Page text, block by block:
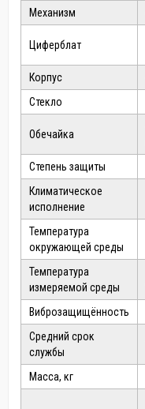
Механизм
Циферблат
Корпус
Стекло
Обечайка
Степень защиты
Климатическое
исполнение
Температура
окружающей среды
Температура
измеряемой среды
Виброзащищённость
Средний срок
службы
Масса, кг